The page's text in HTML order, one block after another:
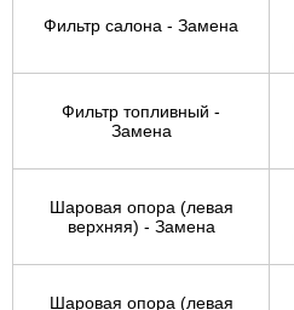
Фильтр салона - Замена
Фильтр топливный -
Замена
Шаровая опора (левая
верхняя) - Замена
Шаровая опора (левая